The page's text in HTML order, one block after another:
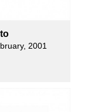
2001